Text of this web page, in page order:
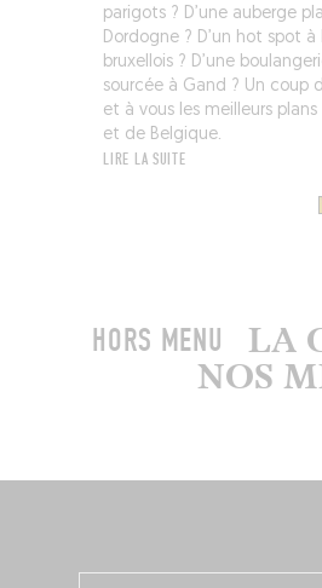
parigots ? D’une auberge
Dordogne ? D’un hot spot à
bruxellois ? D’une
sourcée à Gand ? Un coup
et à vous les meilleurs plans
et de Belgique.
LIRE LA SUITE
HORS MENU LA
NOS